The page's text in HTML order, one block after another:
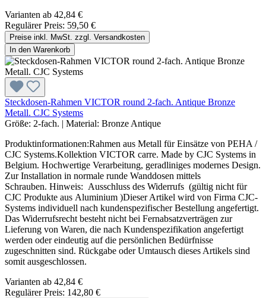
Varianten ab 42,84 €
Regulärer Preis: 59,50 €
Preise inkl. MwSt. zzgl. Versandkosten
In den Warenkorb
Steckdosen-Rahmen VICTOR round 2-fach. Antique Bronze
Metall. CJC Systems
Größe: 2-fach. | Material: Bronze Antique
Produktinformationen:Rahmen aus Metall für Einsätze von PEHA /
CJC Systems.Kollektion VICTOR carre. Made by CJC Systems in
Belgium. Hochwertige Verarbeitung, geradliniges modernes Design.
Zur Installation in normale runde Wanddosen mittels
Schrauben. Hinweis: Ausschluss des Widerrufs (gültig nicht für
CJC Produkte aus Aluminium )Dieser Artikel wird von Firma CJC-
Systems individuell nach kundenspezifischer Bestellung angefertigt.
Das Widerrufsrecht besteht nicht bei Fernabsatzverträgen zur
Lieferung von Waren, die nach Kundenspezifikation angefertigt
werden oder eindeutig auf die persönlichen Bedürfnisse
zugeschnitten sind. Rückgabe oder Umtausch dieses Artikels sind
somit ausgeschlossen.
Varianten ab 42,84 €
Regulärer Preis: 142,80 €